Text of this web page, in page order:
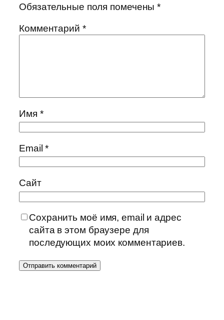
Обязательные поля помечены*
Комментарий *
Имя *
Email*
Сайт
Сохранить моё имя, email и адрес
сайта в этом браузере для
последующих моих комментариев.